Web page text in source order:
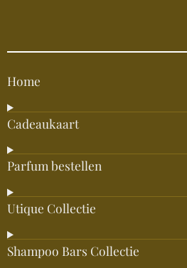
Home
Cadeaukaart
Parfum bestellen
Utique Collectie
Shampoo Bars Collectie